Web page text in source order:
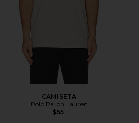
CAMISETA
Polo Ralph Lauren
$55